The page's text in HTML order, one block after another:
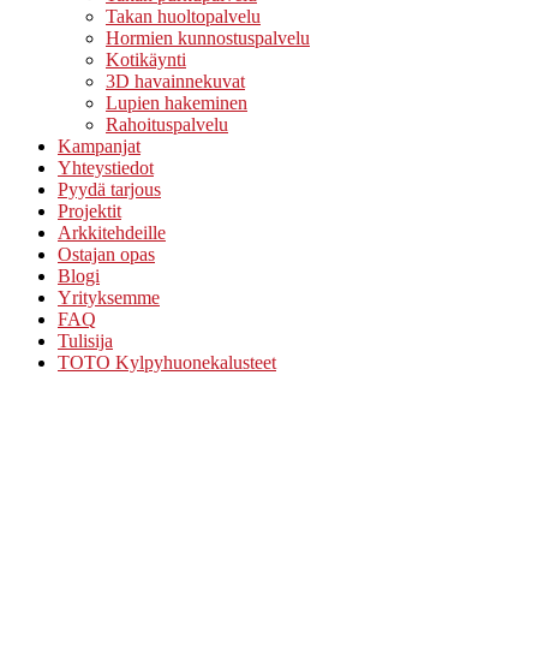
Takan huoltopalvelu
Hormien kunnostuspalvelu
Kotikäynti
3D havainnekuvat
Lupien hakeminen
Rahoituspalvelu
Kampanjat
Yhteystiedot
Pyydä tarjous
Projektit
Arkkitehdeille
Ostajan opas
Blogi
Yrityksemme
FAQ
Tulisija
TOTO Kylpyhuonekalusteet